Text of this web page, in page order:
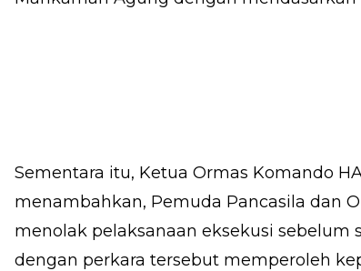
Sementara itu, Ketua Ormas Komando
menambahkan, Pemuda Pancasila dan
menolak pelaksanaan eksekusi
dengan perkara tersebut memperoleh